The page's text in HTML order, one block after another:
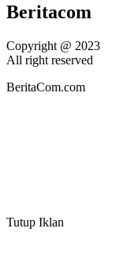
Beritacom
Copyright @ 2023
All right reserved
BeritaCom.com
Tutup Iklan